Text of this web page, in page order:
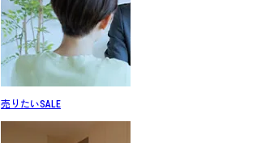
売りたいSALE